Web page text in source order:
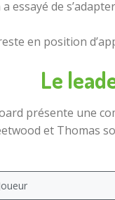
essayé de
en position
Le
présente une
et Thomas